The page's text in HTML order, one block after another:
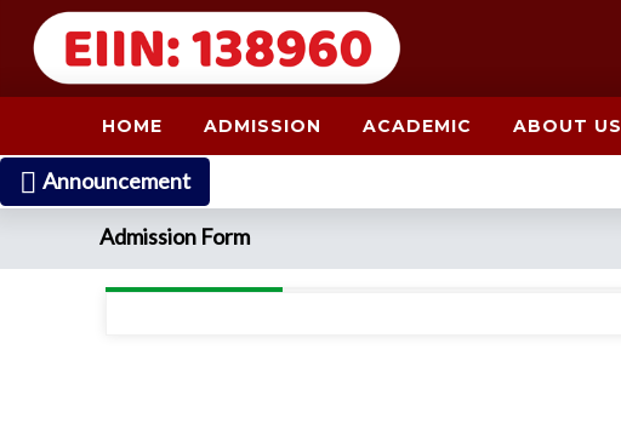
HOME ADMISSION ACADEMIC ABOUT US
Announcement
Admission Form